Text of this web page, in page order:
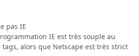
pas IE
IE est très souple au
alors que Netscape est très strict